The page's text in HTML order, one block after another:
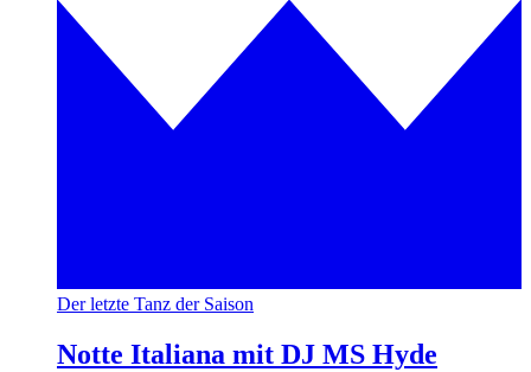
Der letzte Tanz der Saison
Notte Italiana mit DJ MS Hyde